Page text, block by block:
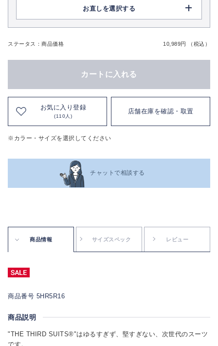
お直しを選択する
ステータス：商品価格 10,989円 （税込）
カートに入れる
お気に入り登録
(110人)
店舗在庫を確認・取置
※カラー・サイズを選択してください
チャットで相談する
商品情報 サイズスペック レビュー
商品番号 5HR5R16
商品説明
"THE THIRD SUITS®"はゆるすぎず、堅すぎない、次世代のスーツ
です。